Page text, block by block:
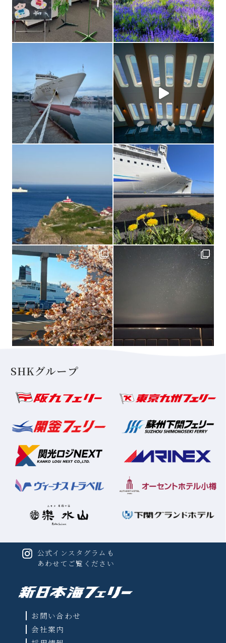
SHKグループ
お問い合わせ
会社案内
公式インスタグラムも
あわせてご覧ください